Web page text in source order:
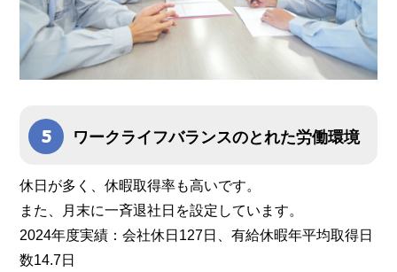
ワークライフバランスのとれた労働環境
休日が多く、休暇取得率も高いです。
また、月末に一斉退社日を設定しています。
2024年度実績：会社休日127日、有給休暇年平均取得日
数14.7日